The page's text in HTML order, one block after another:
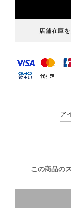
店舗在庫
ア
この商品の